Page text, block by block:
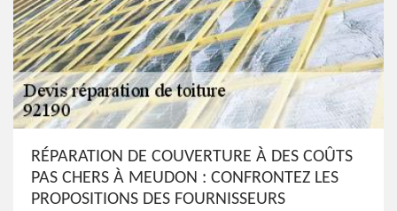
RÉPARATION DE COUVERTURE À DES COÛTS
PAS CHERS À MEUDON : CONFRONTEZ LES
PROPOSITIONS DES FOURNISSEURS